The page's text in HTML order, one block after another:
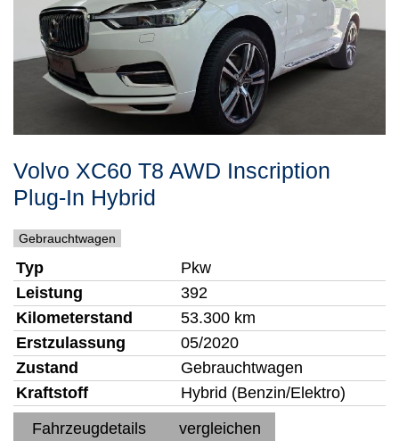
Volvo XC60 T8 AWD Inscription
Plug-In Hybrid
Gebrauchtwagen
Typ
Pkw
Leistung
392
Kilometerstand
53.300 km
Erstzulassung
05/2020
Zustand
Gebrauchtwagen
Kraftstoff
Hybrid (Benzin/Elektro)
Fahrzeugdetails
vergleichen